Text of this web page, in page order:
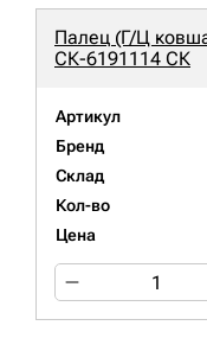
Палец (Г/Ц
СК-6191114 СК
Артикул
Бренд
Склад
Кол-во
Цена